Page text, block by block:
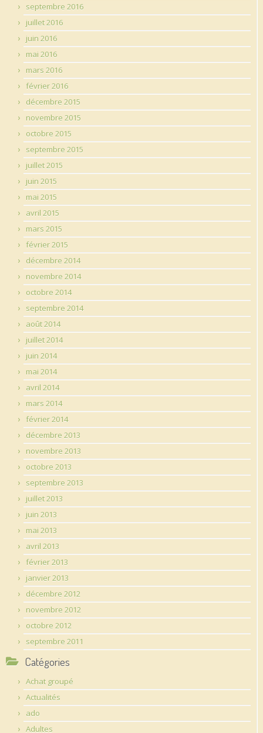
septembre 2016
juillet 2016
juin 2016
mai 2016
mars 2016
février 2016
décembre 2015
novembre 2015
octobre 2015
septembre 2015
juillet 2015
juin 2015
mai 2015
avril 2015
mars 2015
février 2015
décembre 2014
novembre 2014
octobre 2014
septembre 2014
août 2014
juillet 2014
juin 2014
mai 2014
avril 2014
mars 2014
février 2014
décembre 2013
novembre 2013
octobre 2013
septembre 2013
juillet 2013
juin 2013
mai 2013
avril 2013
février 2013
janvier 2013
décembre 2012
novembre 2012
octobre 2012
septembre 2011
Catégories
Achat groupé
Actualités
ado
Adultes